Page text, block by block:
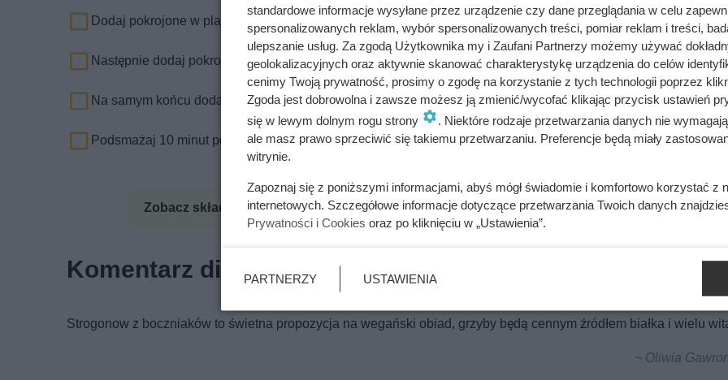
Dodaj pokrojone w plastry boczniaki i smaż 5 minut.
Następnie dodaj pokrojone w słupki papryki, cukinię i przekrojone na pół pieczarki.
Na samym końcu dodaj pomidory z puszki i dopraw do smaku.
Podsmażaj 10 minut pod przykryciem i podawaj danie obficie posypane kolendrą.
Zobacz składniki odżywcze Zobacz alergeny Oblicz koszty przyrządzenia potrawy
Komentarz dietetyka
Strogonow z boczniaków to świetna propozycja na wegański obiad, grzyby będą cennym źródłem białka i wielu
~ Oliwia
standardowe informacje wysyłane przez urządzenie czy dane przeglądania w celu
spersonalizowanych reklam, wybór spersonalizowanych treści, pomiar reklam i treści,
ulepszanie usług. Za zgodą Użytkownika my i Zaufani Partnerzy możemy używać
geolokalizacyjnych oraz aktywnie skanować charakterystykę urządzenia do celów
cenimy Twoją prywatność, prosimy o zgodę na korzystanie z tych technologii poprzez
Zgoda jest dobrowolna i zawsze możesz ją zmienić/wycofać klikając przycisk ustawień
się w lewym dolnym rogu strony
. Niektóre rodzaje przetwarzania danych nie
ale masz prawo sprzeciwić się takiemu przetwarzaniu. Preferencje będą miały
witrynie.
Zapoznaj się z poniższymi informacjami, abyś mógł świadomie i komfortowo korzystać z
internetowych. Szczegółowe informacje dotyczące przetwarzania Twoich danych
Prywatności i Cookies oraz po kliknięciu w „Ustawienia”.
PARTNERZY USTAWIENIA